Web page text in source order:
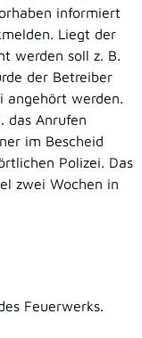
informiert
Liegt der
werden soll z. B.
der Betreiber
angehört werden.
das Anrufen
im Bescheid
Polizei. Das
zwei Wochen in
Feuerwerks.